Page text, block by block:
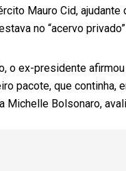
Mauro Cid,
no “acervo
o ex-presidente
pacote, que continha,
Michelle Bolsonaro,